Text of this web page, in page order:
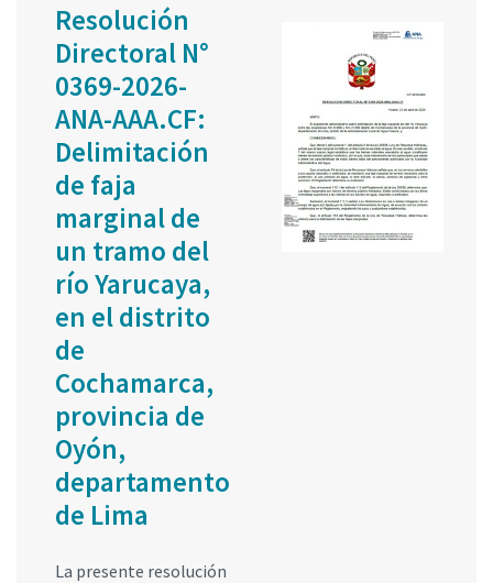
Resolución
Directoral N°
0369-2026-
ANA-AAA.CF:
Delimitación
de faja
marginal de
un tramo del
río Yarucaya,
en el distrito
de
Cochamarca,
provincia de
Oyón,
departamento
de Lima
La presente resolución